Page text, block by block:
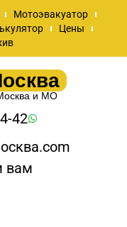
Мотоэвакуатор
Цены
и МО
42
вам